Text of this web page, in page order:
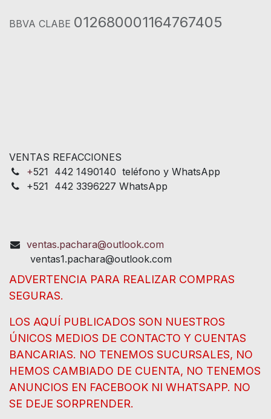
BBVA CLABE 012680001164767405
VENTAS REFACCIONES
+521 442 1490140 teléfono y WhatsApp
+521 442 3396227 WhatsApp
ventas.pachara@outlook.com
ventas1.pachara@outlook.com
ADVERTENCIA PARA REALIZAR COMPRAS
SEGURAS.
LOS AQUÍ PUBLICADOS SON NUESTROS
ÚNICOS MEDIOS DE CONTACTO Y CUENTAS
BANCARIAS. NO TENEMOS SUCURSALES, NO
HEMOS CAMBIADO DE CUENTA, NO TENEMOS
ANUNCIOS EN FACEBOOK NI WHATSAPP. NO
SE DEJE SORPRENDER.